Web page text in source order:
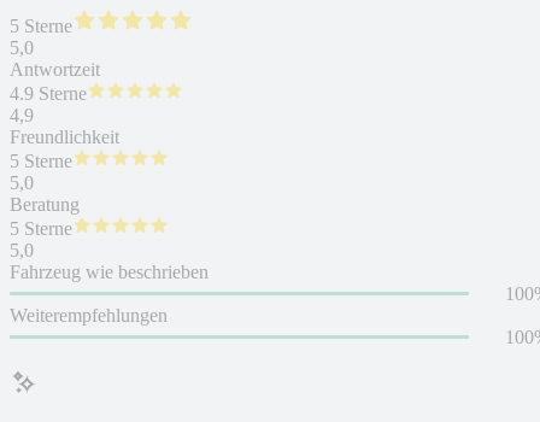
5 Sterne
5,0
Antwortzeit
4.9 Sterne
4,9
Freundlichkeit
5 Sterne
5,0
Beratung
5 Sterne
5,0
Fahrzeug wie beschrieben
Weiterempfehlungen